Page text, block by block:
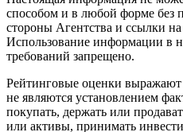
способом и в любой форме без
стороны Агентства и ссылки
Использование информации в
требований запрещено.
Рейтинговые оценки
не являются установлением
покупать, держать или
или активы, принимать